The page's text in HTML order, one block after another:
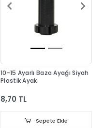
10-15 Ayarlı Baza Ayağı Siyah
Plastik Ayak
8,70 TL
Sepete Ekle